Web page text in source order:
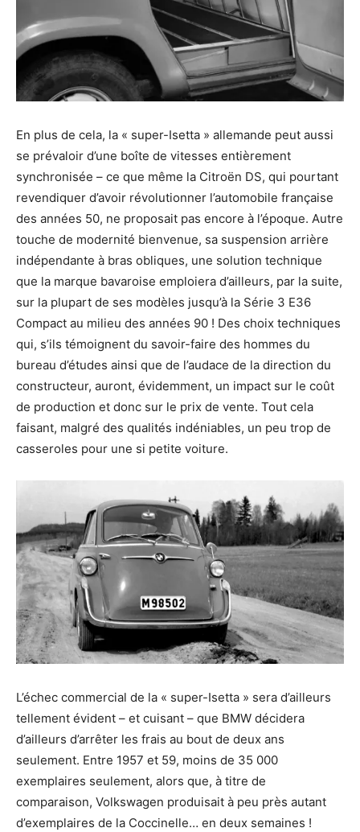
En plus de cela, la « super-Isetta » allemande peut aussi
se prévaloir d’une boîte de vitesses entièrement
synchronisée – ce que même la Citroën DS, qui pourtant
revendiquer d’avoir révolutionner l’automobile française
des années 50, ne proposait pas encore à l’époque. Autre
touche de modernité bienvenue, sa suspension arrière
indépendante à bras obliques, une solution technique
que la marque bavaroise emploiera d’ailleurs, par la suite,
sur la plupart de ses modèles jusqu’à la Série 3 E36
Compact au milieu des années 90 ! Des choix techniques
qui, s’ils témoignent du savoir-faire des hommes du
bureau d’études ainsi que de l’audace de la direction du
constructeur, auront, évidemment, un impact sur le coût
de production et donc sur le prix de vente. Tout cela
faisant, malgré des qualités indéniables, un peu trop de
casseroles pour une si petite voiture.
L’échec commercial de la « super-Isetta » sera d’ailleurs
tellement évident – et cuisant – que BMW décidera
d’ailleurs d’arrêter les frais au bout de deux ans
seulement. Entre 1957 et 59, moins de 35 000
exemplaires seulement, alors que, à titre de
comparaison, Volkswagen produisait à peu près autant
d’exemplaires de la Coccinelle… en deux semaines !